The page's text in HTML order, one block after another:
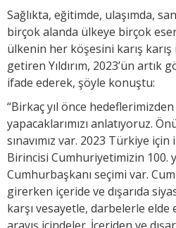
Sağlıkta, eğitimde, ulaşımda,
birçok alanda ülkeye birçok eser
ülkenin her köşesini karış
getiren Yıldırım, 2023’ün
ifade ederek, şöyle konuştu:
“Birkaç yıl önce
yapacaklarımızı anlatıyoruz.
sınavımız var. 2023 Türkiye
Birincisi Cumhuriyetimizin 100.
Cumhurbaşkanı seçimi var.
girerken içeride ve dışarıda
karşı vesayetle, darbelerle